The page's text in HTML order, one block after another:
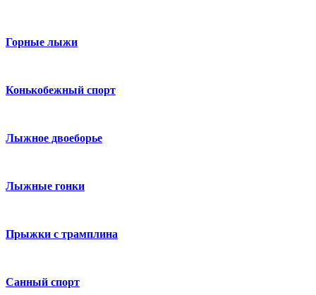
Горные лыжи
Конькобежный спорт
Лыжное двоеборье
Лыжные гонки
Прыжки с трамплина
Санный спорт